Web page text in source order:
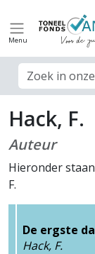
Menu
Zoek veld
Hack, F.
Auteur
Hieronder
F.
De ergste
Hack, F.